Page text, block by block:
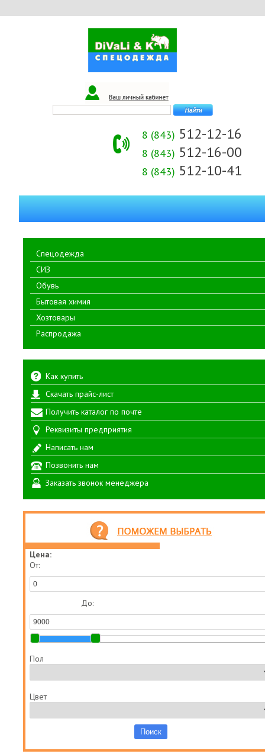
8 (843) 512-12-16
8 (843) 512-16-00
8 (843) 512-10-41
Спецодежда
СИЗ
Обувь
Бытовая химия
Хозтовары
Распродажа
Как купить
Скачать прайс-лист
Получить каталог по почте
Реквизиты предприятия
Написать нам
Позвонить нам
Заказать звонок менеджера
Цена:
От:
До:
Пол
Цвет